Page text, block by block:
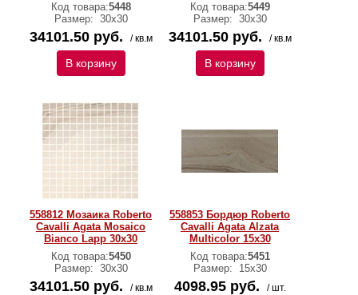
Код товара:5448
Размер: 30х30
34101.50 руб. / кв.м
В корзину
Код товара:5449
Размер: 30х30
34101.50 руб. / кв.м
В корзину
558812 Мозаика Roberto
Cavalli Agata Mosaico
Bianco Lapp 30x30
Код товара:5450
Размер: 30х30
34101.50 руб. / кв.м
558853 Бордюр Roberto
Cavalli Agata Alzata
Multicolor 15x30
Код товара:5451
Размер:
15х30
4098.95 руб. / шт.